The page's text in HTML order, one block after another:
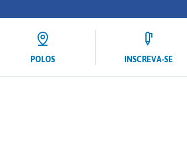
POLOS INSCREVA-SE